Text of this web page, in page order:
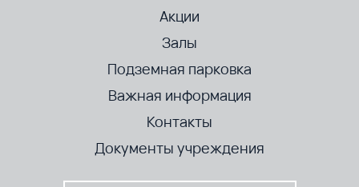
Акции
Залы
Подземная парковка
Важная информация
Контакты
Документы учреждения